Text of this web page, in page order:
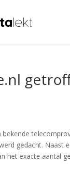
bekende
gedacht. Naast
het exacte aantal